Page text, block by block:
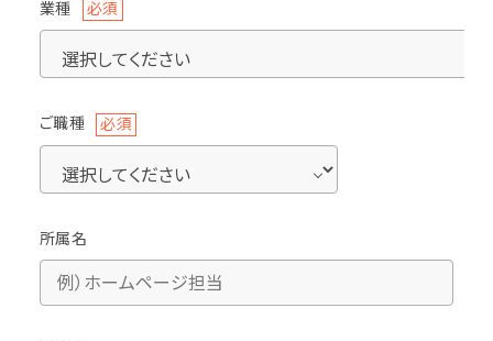
業種 必須
ご職種 必須
所属名